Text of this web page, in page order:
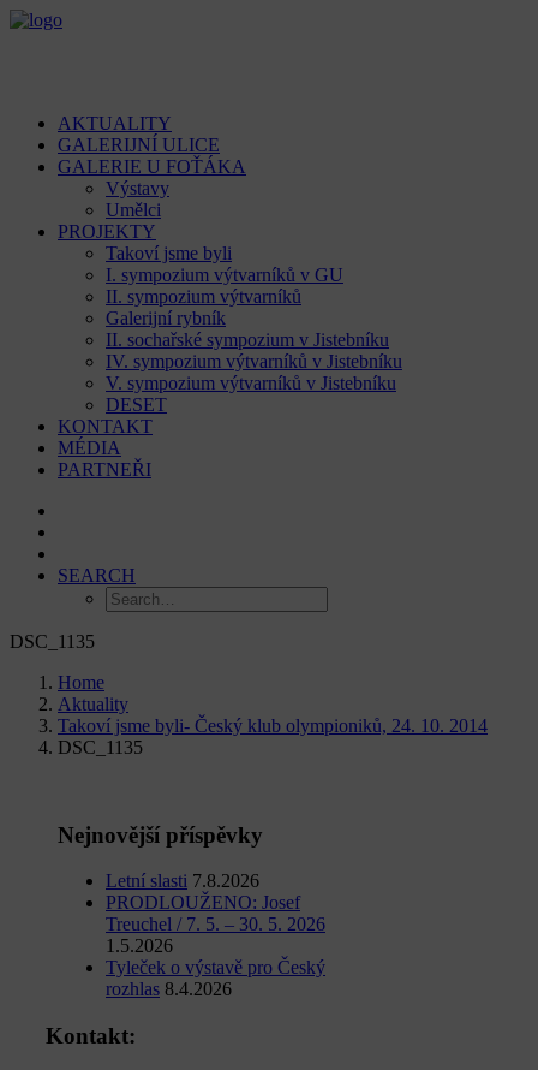
AKTUALITY
GALERIJNÍ ULICE
GALERIE U FOŤÁKA
Výstavy
Umělci
PROJEKTY
Takoví jsme byli
I. sympozium výtvarníků v GU
II. sympozium výtvarníků
Galerijní rybník
II. sochařské sympozium v Jistebníku
IV. sympozium výtvarníků v Jistebníku
V. sympozium výtvarníků v Jistebníku
DESET
KONTAKT
MÉDIA
PARTNEŘI
SEARCH
DSC_1135
Home
Aktuality
Takoví jsme byli- Český klub olympioniků, 24. 10. 2014
DSC_1135
Nejnovější příspěvky
Letní slasti 7.8.2026
PRODLOUŽENO: Josef
Treuchel / 7. 5. – 30. 5. 2026
1.5.2026
Tyleček o výstavě pro Český
rozhlas 8.4.2026
Kontakt: